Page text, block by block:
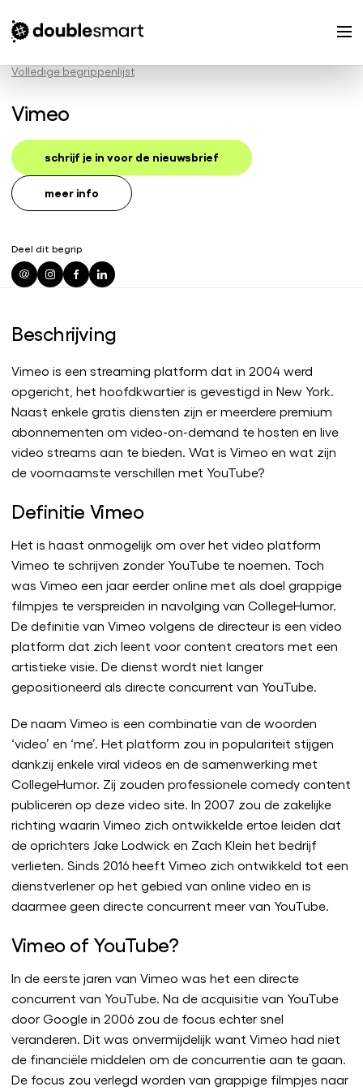
Volledige begrippenlijst
Vimeo
schrijf je in voor de nieuwsbrief
meer info
Deel dit begrip
Beschrijving
Vimeo is een streaming platform dat in 2004 werd
opgericht, het hoofdkwartier is gevestigd in New York.
Naast enkele gratis diensten zijn er meerdere premium
abonnementen om video-on-demand te hosten en live
video streams aan te bieden. Wat is Vimeo en wat zijn
de voornaamste verschillen met YouTube?
Definitie Vimeo
Het is haast onmogelijk om over het video platform
Vimeo te schrijven zonder YouTube te noemen. Toch
was Vimeo een jaar eerder online met als doel grappige
filmpjes te verspreiden in navolging van CollegeHumor.
De definitie van Vimeo volgens de directeur is een video
platform dat zich leent voor content creators met een
artistieke visie. De dienst wordt niet langer
gepositioneerd als directe concurrent van YouTube.
De naam Vimeo is een combinatie van de woorden
‘video’ en ‘me’. Het platform zou in populariteit stijgen
dankzij enkele viral videos en de samenwerking met
CollegeHumor. Zij zouden professionele comedy content
publiceren op deze video site. In 2007 zou de zakelijke
richting waarin Vimeo zich ontwikkelde ertoe leiden dat
de oprichters Jake Lodwick en Zach Klein het bedrijf
verlieten. Sinds 2016 heeft Vimeo zich ontwikkeld tot een
dienstverlener op het gebied van online video en is
daarmee geen directe concurrent meer van YouTube.
Vimeo of YouTube?
In de eerste jaren van Vimeo was het een directe
concurrent van YouTube. Na de acquisitie van YouTube
door Google in 2006 zou de focus echter snel
veranderen. Dit was onvermijdelijk want Vimeo had niet
de financiële middelen om de concurrentie aan te gaan.
De focus zou verlegd worden van grappige filmpjes naar